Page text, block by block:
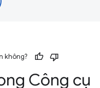
không?
Công cụ